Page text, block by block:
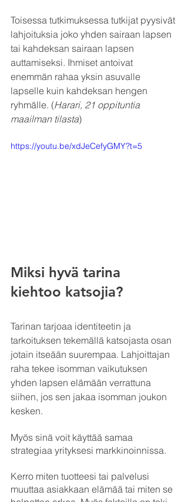
Toisessa tutkimuksessa tutkijat pyysivät
lahjoituksia joko yhden sairaan lapsen
tai kahdeksan sairaan lapsen
auttamiseksi. Ihmiset antoivat
enemmän rahaa yksin asuvalle
lapselle kuin kahdeksan hengen
ryhmälle. (Harari, 21 oppituntia
maailman tilasta)
https://youtu.be/xdJeCefyGMY?t=5
Miksi hyvä tarina
kiehtoo katsojia?
Tarinan tarjoaa identiteetin ja
tarkoituksen tekemällä katsojasta osan
jotain itseään suurempaa. Lahjoittajan
raha tekee isomman vaikutuksen
yhden lapsen elämään verrattuna
siihen, jos sen jakaa isomman joukon
kesken.
Myös sinä voit käyttää samaa
strategiaa yrityksesi markkinoinnissa.
Kerro miten tuotteesi tai palvelusi
muuttaa asiakkaan elämää tai miten se